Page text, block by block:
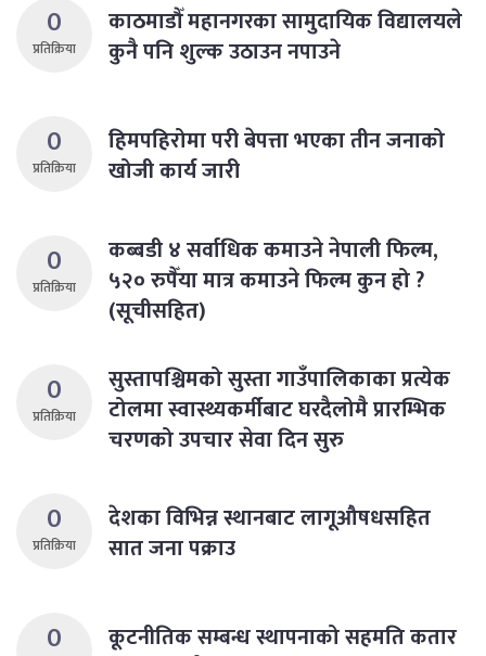
0
प्रतिक्रिया
काठमाडौँ महानगरका सामुदायिक विद्यालयले
कुनै पनि शुल्क उठाउन नपाउने
0
प्रतिक्रिया
हिमपहिरोमा परी बेपत्ता भएका तीन जनाको
खोजी कार्य जारी
0
प्रतिक्रिया
कब्बडी ४ सर्वाधिक कमाउने नेपाली फिल्म,
५२० रुपैँया मात्र कमाउने फिल्म कुन हो ?
(सूचीसहित)
0
प्रतिक्रिया
सुस्तापश्चिमको सुस्ता गाउँपालिकाका प्रत्येक
टोलमा स्वास्थ्यकर्मीबाट घरदैलोमै प्रारम्भिक
चरणको उपचार सेवा दिन सुरु
0
प्रतिक्रिया
देशका विभिन्न स्थानबाट लागूऔषधसहित
सात जना पक्राउ
0
कूटनीतिक सम्बन्ध स्थापनाको सहमति कतार